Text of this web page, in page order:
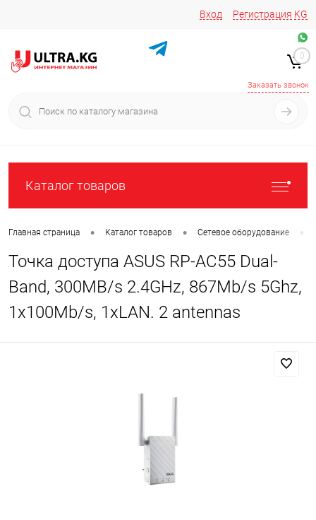
Вход Регистрация KG
+996 776161037
+996 772022908
Заказать звонок
0
Каталог товаров
Главная страница • Каталог товаров • Сетевое оборудование •
Точка доступа ASUS RP-AC55 Dual-
Band, 300MB/s 2.4GHz, 867Mb/s 5Ghz,
1x100Mb/s, 1xLAN. 2 antennas